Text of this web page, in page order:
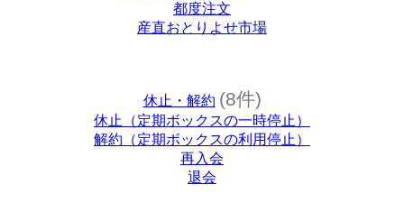
都度注文
産直おとりよせ市場
休止・解約 (8件)
休止（定期ボックスの一時停止）
解約（定期ボックスの利用停止）
再入会
退会